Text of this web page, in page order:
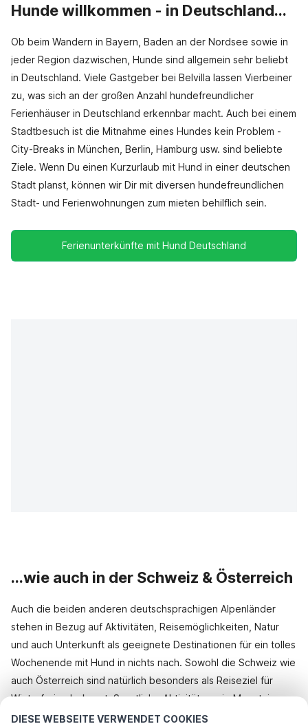
DIESE WEBSEITE VERWENDET COOKIES
Hunde willkommen - in Deutschland...
Ob beim Wandern in Bayern, Baden an der Nordsee sowie in
jeder Region dazwischen, Hunde sind allgemein sehr beliebt
in Deutschland. Viele Gastgeber bei Belvilla lassen Vierbeiner
zu, was sich an der großen Anzahl hundefreundlicher
Ferienhäuser in Deutschland erkennbar macht. Auch bei einem
Stadtbesuch ist die Mitnahme eines Hundes kein Problem -
City-Breaks in München, Berlin, Hamburg usw. sind beliebte
Ziele. Wenn Du einen Kurzurlaub mit Hund in einer deutschen
Stadt planst, können wir Dir mit diversen hundefreundlichen
Stadt- und Ferienwohnungen zum mieten behilflich sein.
Ferienunterkünfte mit Hund Deutschland
...wie auch in der Schweiz & Österreich
Auch die beiden anderen deutschsprachigen Alpenländer
stehen in Bezug auf Aktivitäten, Reisemöglichkeiten, Natur
und auch Unterkunft als geeignete Destinationen für ein tolles
Wochenende mit Hund in nichts nach. Sowohl die Schweiz wie
auch Österreich sind natürlich besonders als Reiseziel für
Winterferien bekannt. Sportliche Aktivitäten wie Mountain-
Biking, Wandern oder aber auch Badeferien am See machen